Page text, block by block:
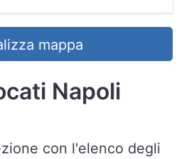
mappa
Napoli
con l'elenco degli